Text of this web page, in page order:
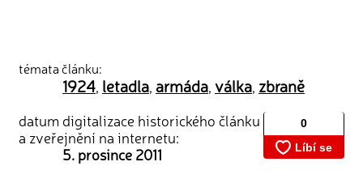
témata článku:
1924, letadla, armáda, válka, zbraně
datum digitalizace historického článku
a zveřejnění na internetu:
5. prosince 2011